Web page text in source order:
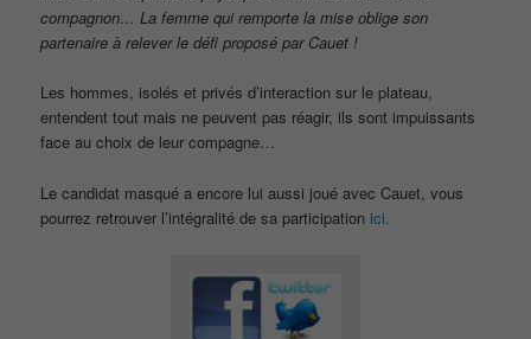
compagnon… La femme qui remporte la mise oblige son
partenaire à relever le défi proposé par Cauet !
Les hommes, isolés et privés d’interaction sur le plateau,
entendent tout mais ne peuvent pas réagir, ils sont impuissants
face au choix de leur compagne…
Le candidat masqué a encore lui aussi joué avec Cauet, vous
pourrez retrouver l’intégralité de sa participation ici.